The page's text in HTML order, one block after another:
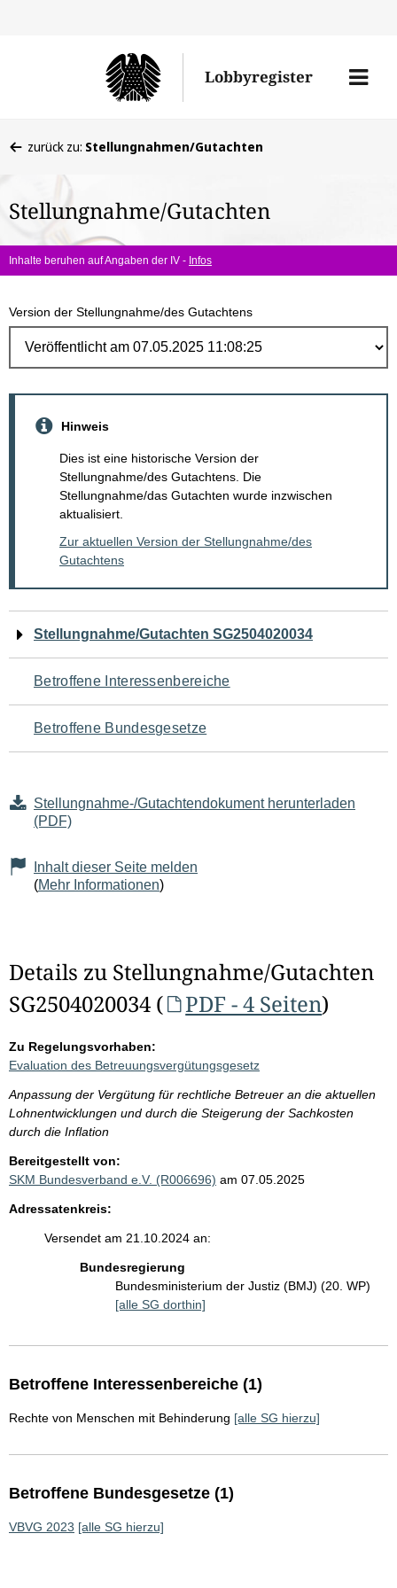
Lobbyregister
Menü
befinden
hier:
zurück zu: Stellungnahmen/Gutachten
Stellungnahme/Gutachten
Inhalte beruhen auf Angaben der IV - Infos
Version der Stellungnahme/des Gutachtens
Hinweis
Dies ist eine historische Version der
Stellungnahme/des Gutachtens. Die
Stellungnahme/das Gutachten wurde inzwischen
aktualisiert.
Zur aktuellen Version der Stellungnahme/des
Gutachtens
Navigation
für
den
Seiteninhalt
Stellungnahme/Gutachten SG2504020034
Betroffene Interessenbereiche
Betroffene Bundesgesetze
Stellungnahme-/Gutachtendokument herunterladen
(PDF)
Inhalt dieser Seite melden
(Mehr Informationen)
Details zu Stellungnahme/Gutachten
SG2504020034 (
PDF - 4 Seiten)
Zu Regelungsvorhaben:
Evaluation des Betreuungsvergütungsgesetz
Anpassung der Vergütung für rechtliche Betreuer an die aktuellen
Lohnentwicklungen und durch die Steigerung der Sachkosten
durch die Inflation
Bereitgestellt von:
SKM Bundesverband e.V. (R006696) am 07.05.2025
Adressatenkreis:
Versendet am 21.10.2024 an:
Bundesregierung
Bundesministerium der Justiz (BMJ) (20. WP)
[alle SG dorthin]
Betroffene Interessenbereiche (1)
Rechte von Menschen mit Behinderung [alle SG hierzu]
Betroffene Bundesgesetze (1)
VBVG 2023 [alle SG hierzu]